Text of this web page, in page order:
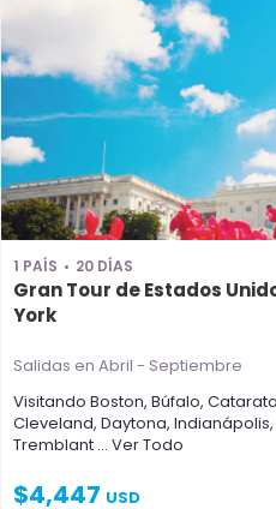
1 PAÍS 20 DÍAS
Gran Tour de Estados
York
Salidas en Abril - Septiembre
Visitando Boston, Búfalo,
Cleveland, Daytona, Indianápolis,
Tremblant ... Ver Todo
$4,447 USD